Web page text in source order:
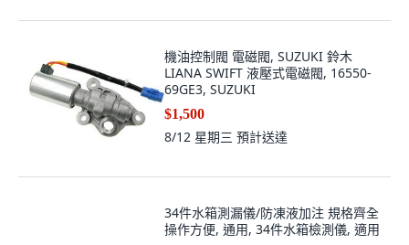
機油控制閥 電磁閥, SUZUKI 鈴木
LIANA SWIFT 液壓式電磁閥, 16550-
69GE3, SUZUKI
$1,500
8/12 星期三 預計送達
34件水箱測漏儀/防凍液加注 規格齊全
操作方便, 通用, 34件水箱檢測儀, 適用